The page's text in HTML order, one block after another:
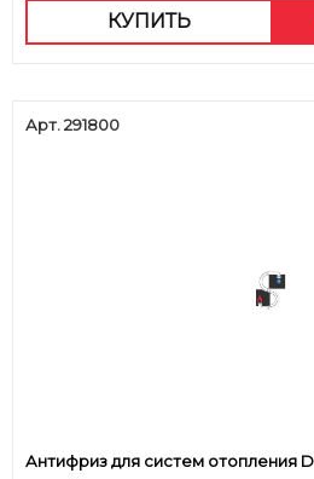
КУПИТЬ
Арт. 291800
Антифриз для систем отопления